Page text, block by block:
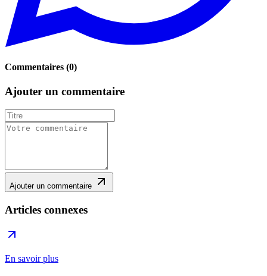
Commentaires (0)
Ajouter un commentaire
Ajouter un commentaire
Articles connexes
En savoir plus